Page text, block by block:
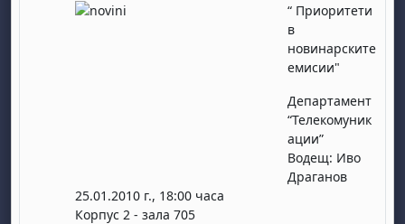
“ Приоритети
в
новинарските
емисии"
Департамент
“Телекомуник
ации”
Водещ: Иво
Драганов
25.01.2010 г., 18:00 часа
Корпус 2 - зала 705